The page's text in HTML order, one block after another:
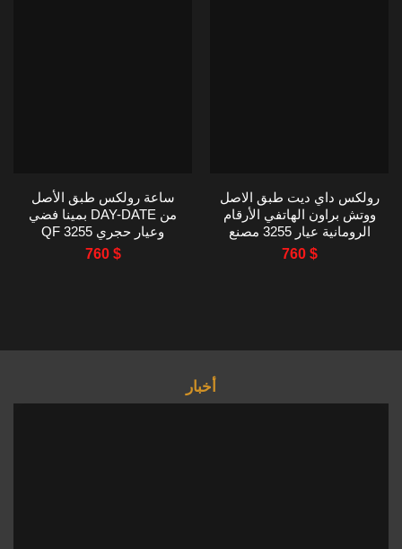
رولكس داي ديت طبق الاصل
ووتش براون الهاتفي الأرقام
الرومانية عيار 3255 مصنع
QF 36MM
760 $
ساعة رولكس طبق الأصل
من DAY-DATE بمينا فضي
وعيار حجري 3255 QF
FACTORY 36MM
760 $
أخبار